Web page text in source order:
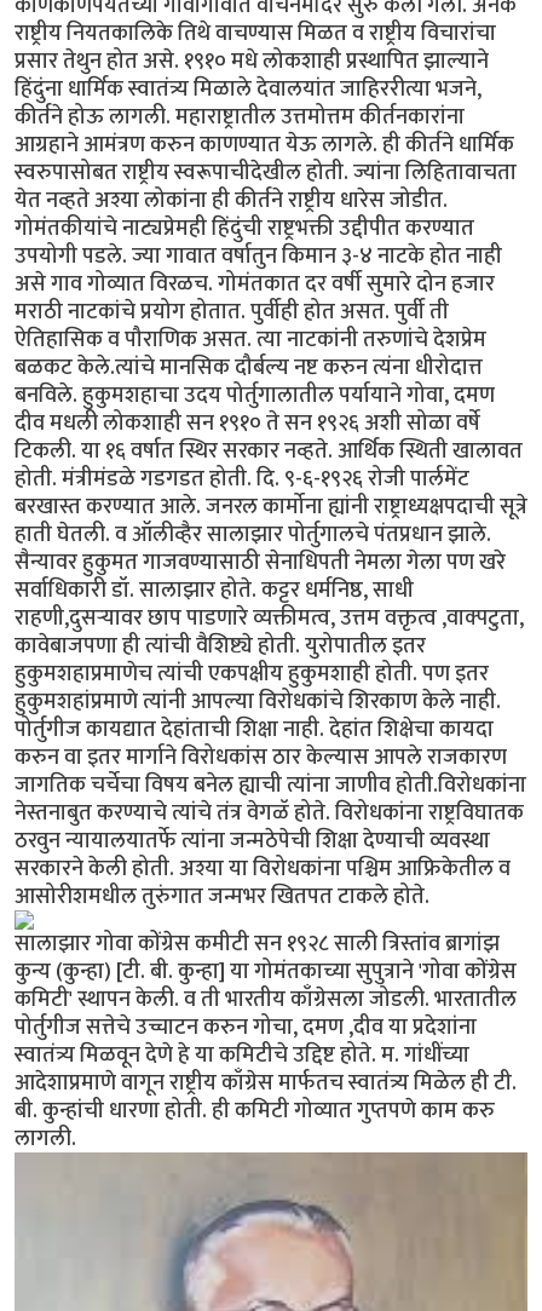
राष्ट्रीय नियतकालिके तिथे वाचण्यास मिळत व राष्ट्रीय विचारांचा
प्रसार तेथुन होत असे. १९१० मधे लोकशाही प्रस्थापित झाल्याने
हिंदुंना धार्मिक स्वातंत्र्य मिळाले देवालयांत जाहिररीत्या भजने,
कीर्तने होऊ लागली. महाराष्ट्रातील उत्तमोत्तम कीर्तनकारांना
आग्रहाने आमंत्रण करुन काणण्यात येऊ लागले. ही कीर्तने धार्मिक
स्वरुपासोबत राष्ट्रीय स्वरूपाचीदेखील होती. ज्यांना लिहितावाचता
येत नव्हते अश्या लोकांना ही कीर्तने राष्ट्रीय धारेस जोडीत.
गोमंतकीयांचे नाट्यप्रेमही हिंदुंची राष्ट्रभक्ती उद्दीपीत करण्यात
उपयोगी पडले. ज्या गावात वर्षातुन किमान ३-४ नाटके होत नाही
असे गाव गोव्यात विरळच. गोमंतकात दर वर्षी सुमारे दोन हजार
मराठी नाटकांचे प्रयोग होतात. पुर्वीही होत असत. पुर्वी ती
ऐतिहासिक व पौराणिक असत. त्या नाटकांनी तरुणांचे देशप्रेम
बळकट केले.त्यांचे मानसिक दौर्बल्य नष्ट करुन त्यंना धीरोदात्त
बनविले. हुकुमशहाचा उदय पोर्तुगालातील पर्यायाने गोवा, दमण
दीव मधली लोकशाही सन १९१० ते सन १९२६ अशी सोळा वर्षे
टिकली. या १६ वर्षात स्थिर सरकार नव्हते. आर्थिक स्थिती खालावत
होती. मंत्रीमंडळे गडगडत होती. दि. ९-६-१९२६ रोजी पार्लमेंट
बरखास्त करण्यात आले. जनरल कार्मोना ह्यांनी राष्ट्राध्यक्षपदाची सूत्रे
हाती घेतली. व ऑलीव्हैर सालाझार पोर्तुगालचे पंतप्रधान झाले.
सैन्यावर हुकुमत गाजवण्यासाठी सेनाधिपती नेमला गेला पण खरे
सर्वाधिकारी डॉ. सालाझार होते. कट्टर धर्मनिष्ठ, साधी
राहणी,दुसर्‍यावर छाप पाडणारे व्यक्तीमत्व, उत्तम वक्तृत्व ,वाक्पटुता,
कावेबाजपणा ही त्यांची वैशिष्ट्ये होती. युरोपातील इतर
हुकुमशहाप्रमाणेच त्यांची एकपक्षीय हुकुमशाही होती. पण इतर
हुकुमशहांप्रमाणे त्यांनी आपल्या विरोधकांचे शिरकाण केले नाही.
पोर्तुगीज कायद्यात देहांताची शिक्षा नाही. देहांत शिक्षेचा कायदा
करुन वा इतर मार्गाने विरोधकांस ठार केल्यास आपले राजकारण
जागतिक चर्चेचा विषय बनेल ह्याची त्यांना जाणीव होती.विरोधकांना
नेस्तनाबुत करण्याचे त्यांचे तंत्र वेगळॅ होते. विरोधकांना राष्ट्रविघातक
ठरवुन न्यायालयातर्फे त्यांना जन्मठेपेची शिक्षा देण्याची व्यवस्था
सरकारने केली होती. अश्या या विरोधकांना पश्चिम आफ्रिकेतील व
आसोरीशमधील तुरुंगात जन्मभर खितपत टाकले होते.
सालाझार गोवा कोंग्रेस कमीटी सन १९२८ साली त्रिस्तांव ब्रागांझ
कुन्य (कुन्हा) [टी. बी. कुन्हा] या गोमंतकाच्या सुपुत्राने 'गोवा कोंग्रेस
कमिटी' स्थापन केली. व ती भारतीय काँग्रेसला जोडली. भारतातील
पोर्तुगीज सत्तेचे उच्चाटन करुन गोचा, दमण ,दीव या प्रदेशांना
स्वातंत्र्य मिळवून देणे हे या कमिटीचे उद्दिष्ट होते. म. गांधींच्या
आदेशाप्रमाणे वागून राष्ट्रीय काँग्रेस मार्फतच स्वातंत्र्य मिळेल ही टी.
बी. कुन्हांची धारणा होती. ही कमिटी गोव्यात गुप्तपणे काम करु
लागली.